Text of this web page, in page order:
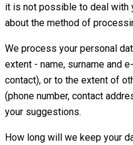
it is not possible to deal with
about the method of
We process your personal
extent - name, surname and
contact), or to the extent of
(phone number, contact
your suggestions.
How long will we keep your